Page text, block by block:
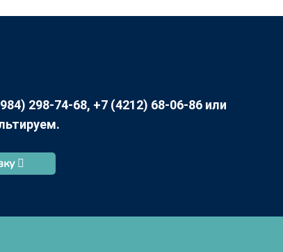
298-74-68, +7 (4212) 68-06-86 или